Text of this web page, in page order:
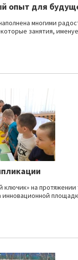
опыт для
многими
занятия,
ключик» на протяжении
инновационной